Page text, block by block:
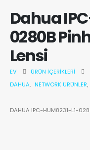
Dahua
0280B
Lensi
EV
ÜRÜN İÇERIKLERI
DAHUA, NETWORK ÜRÜNLER,
DAHUA IPC-HUM8231-L1-